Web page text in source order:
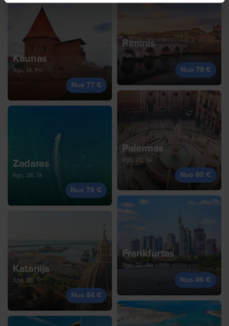
Kaunas
Rgs, 18, Pn
Nuo 77 €
Riminis
Rgs, 16, Tr
Nuo 78 €
Zadaras
Rgs, 26, Št
Nuo 79 €
Palermas
Rgs, 20, Sk
Nuo 80 €
Katanija
Spa, 28, Tr
Nuo 84 €
Frankfurtas
Rgs, 22, An
Nuo 86 €